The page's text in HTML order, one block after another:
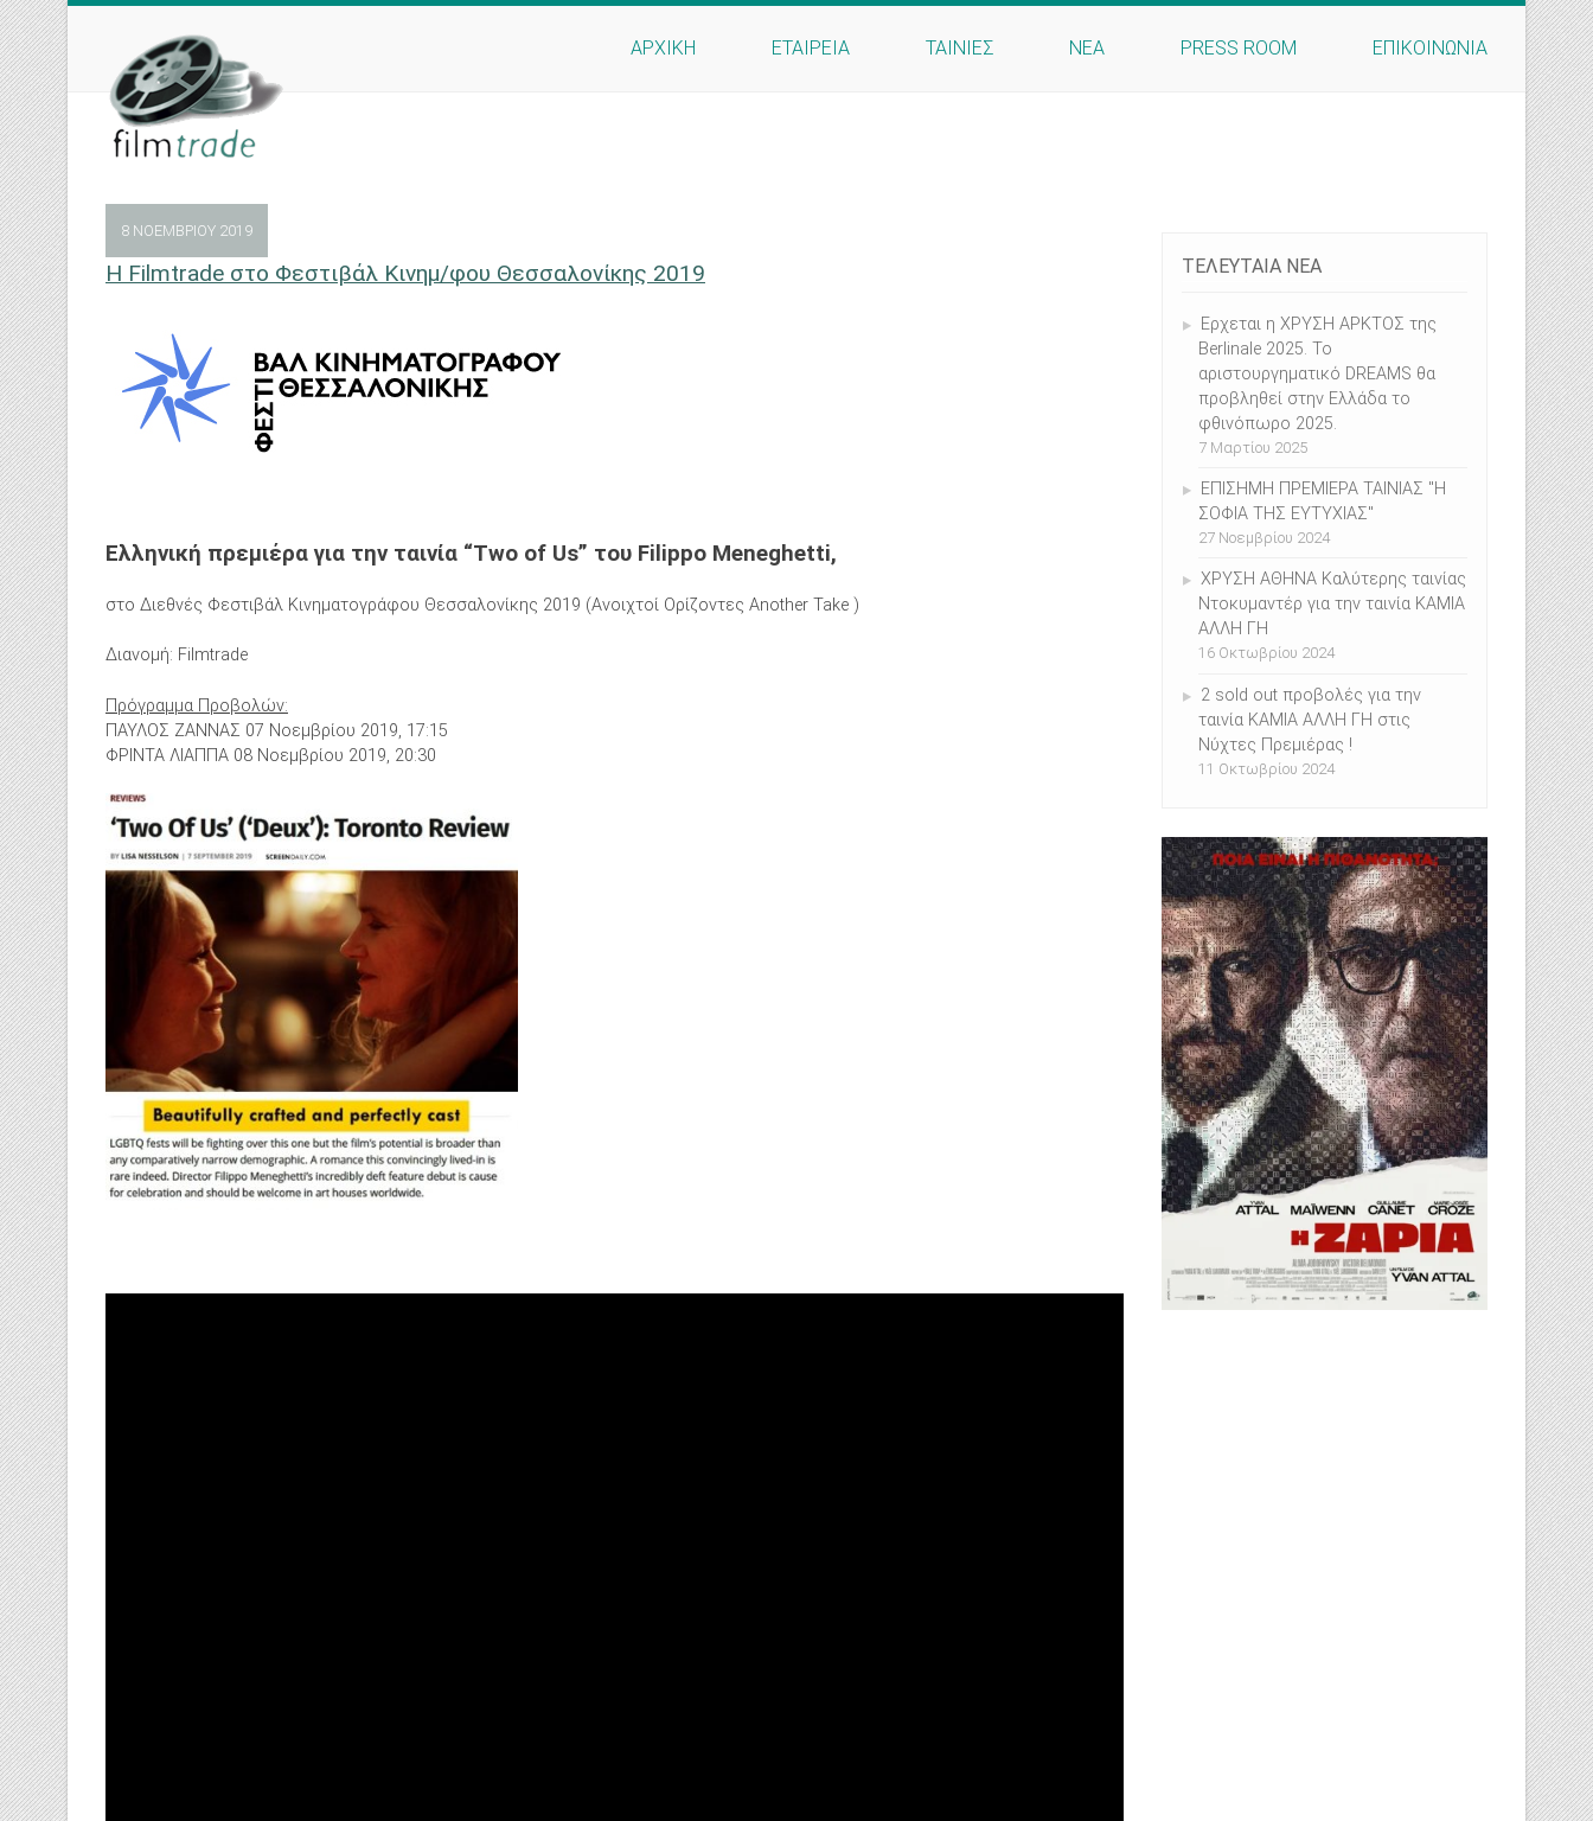
content
ΑΡΧΙΚΗ ΕΤΑΙΡΕΙΑ ΤΑΙΝΙΕΣ ΝΕΑ PRESS ROOM ΕΠΙΚΟΙΝΩΝΙΑ
8 ΝΟΕΜΒΡΊΟΥ 2019
Η Filmtrade στο Φεστιβάλ Κινημ/φου Θεσσαλονίκης 2019
Ελληνική πρεμιέρα για την ταινία “Two of Us” του Filippo Meneghetti,
στο Διεθνές Φεστιβάλ Κινηματογράφου Θεσσαλονίκης 2019 (Ανοιχτοί Ορίζοντες Another Take )
Διανομή: Filmtrade
Πρόγραμμα Προβολών:
ΠΑΥΛΟΣ ΖΑΝΝΑΣ 07 Νοεμβρίου 2019, 17:15
ΦΡΙΝΤΑ ΛΙΑΠΠΑ 08 Νοεμβρίου 2019, 20:30
ΤΕΛΕΥΤΑΙΑ ΝΕΑ
Ερχεται η ΧΡΥΣΗ ΑΡΚΤΟΣ της
Berlinale 2025. Το
αριστουργηματικό DREAMS θα
προβληθεί στην Ελλάδα το
φθινόπωρο 2025.
7 Μαρτίου 2025
ΕΠΙΣHMH ΠΡΕΜΙΕΡΑ ΤΑΙΝΙΑΣ "Η
ΣΟΦΙΑ ΤΗΣ ΕΥΤΥΧΙΑΣ"
27 Νοεμβρίου 2024
ΧΡΥΣΗ ΑΘΗΝΑ Καλύτερης ταινίας
Ντοκυμαντέρ για την ταινία ΚΑΜΙΑ
ΑΛΛΗ ΓΗ
16 Οκτωβρίου 2024
2 sold out προβολές για την
ταινία ΚΑΜΙΑ ΑΛΛΗ ΓΗ στις
Νύχτες Πρεμιέρας !
11 Οκτωβρίου 2024